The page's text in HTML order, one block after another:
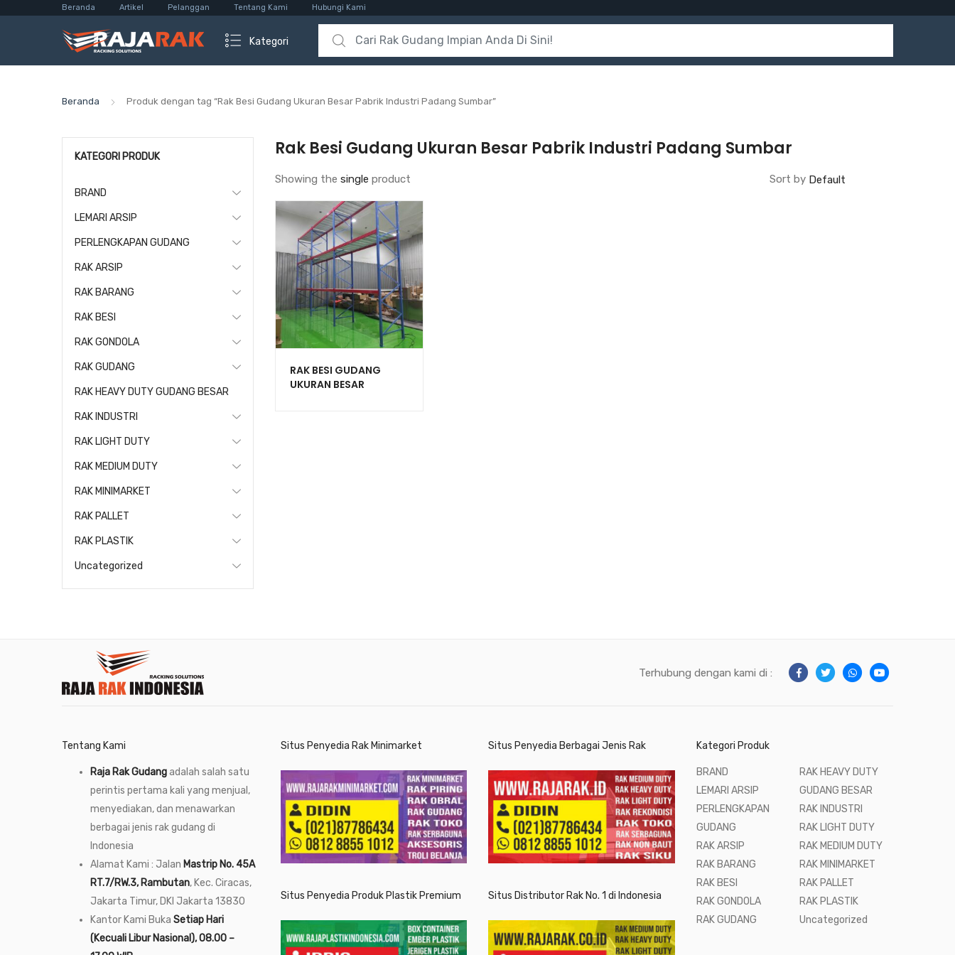
Beranda Artikel Pelanggan Tentang Kami Hubungi Kami
Kategori
Search for:
Beranda Produk dengan tag “Rak Besi Gudang Ukuran Besar Pabrik Industri Padang Sumbar”
Rak Besi Gudang Ukuran Besar Pabrik Industri Padang Sumbar
Showing the single product Sort by
RAK BESI GUDANG
UKURAN BESAR
KATEGORI PRODUK
BRAND
LEMARI ARSIP
PERLENGKAPAN GUDANG
RAK ARSIP
RAK BARANG
RAK BESI
RAK GONDOLA
RAK GUDANG
RAK HEAVY DUTY GUDANG BESAR
RAK INDUSTRI
RAK LIGHT DUTY
RAK MEDIUM DUTY
RAK MINIMARKET
RAK PALLET
RAK PLASTIK
Uncategorized
Terhubung dengan kami di :
Tentang Kami
Raja Rak Gudangadalah salah satu
perintis pertama kali yang menjual,
menyediakan, dan menawarkan
berbagai jenis rak gudang di
Indonesia
Alamat Kami : Jalan Mastrip No. 45A
RT.7/RW.3, Rambutan, Kec. Ciracas,
Jakarta Timur, DKI Jakarta 13830
Kantor Kami Buka Setiap Hari
(Kecuali Libur Nasional), 08.00 –
Situs Penyedia Rak Minimarket
Situs Penyedia Produk Plastik Premium
Situs Penyedia Berbagai Jenis Rak
Situs Distributor Rak No. 1 di Indonesia
Kategori Produk
BRAND
LEMARI ARSIP
PERLENGKAPAN
GUDANG
RAK ARSIP
RAK BARANG
RAK BESI
RAK GONDOLA
RAK GUDANG
RAK HEAVY DUTY
GUDANG BESAR
RAK INDUSTRI
RAK LIGHT DUTY
RAK MEDIUM DUTY
RAK MINIMARKET
RAK PALLET
RAK PLASTIK
Uncategorized